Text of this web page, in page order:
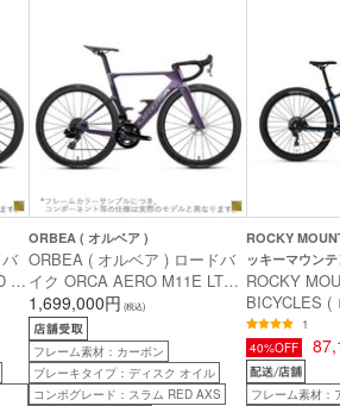
(
(
ORBEA ( オルベア )
ORBEA ( オルベア ) ロードバ
イク ORCA AERO M11E LTD
PWR ( オルカ エアロ M11E
LTD PWR ) ロイヤルプラム (
マット ) / ファンタジーパープ
ルカーボンビュー ( グロス ) 47
( 身長目安160cm前後 )
1,699,000円 (税込)
フレーム素材：カーボン
ブレーキタイプ：ディスク オイル
コンポグレード：スラム RED AXS
ROCKY
ッキーマウン
ROCKY
BICYCLES (
ン バイシク
バイク
ョン 10 ) ブ
身長目安
1
40%OFF
フレーム素材：